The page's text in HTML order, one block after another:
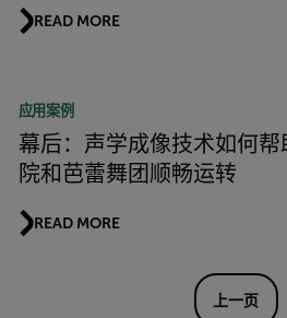
READ MORE
应用案例
幕后：声学成像技术如何帮
院和芭蕾舞团顺畅运转
READ MORE
上一页